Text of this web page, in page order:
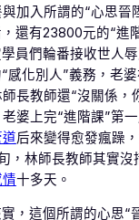
加入所謂的“心思晉
還有23800元的“進
員們輪番接收世人
感化別人”義務，老
長教師還“沒關係，
婆上完“進階課”第
后來變得愈發瘋躁
，林師長教師其實沒
十多天。
，這個所謂的心思“